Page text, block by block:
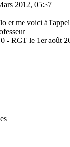
2012, 05:37
et me voici à
- RGT le 1er août